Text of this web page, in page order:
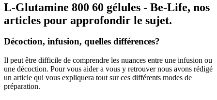
L-Glutamine 800 60 gélules - Be-Life, nos
articles pour approfondir le sujet.
Décoction, infusion, quelles différences?
Il peut être difficile de comprendre les nuances entre une infusion ou
une décoction. Pour vous aider a vous y retrouver nous avons rédigé
un article qui vous expliquera tout sur ces différents modes de
préparation.